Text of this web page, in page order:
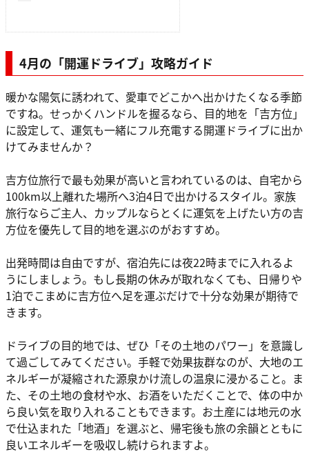
4月の「開運ドライブ」攻略ガイド
暖かな陽気に誘われて、愛車でどこかへ出かけたくなる季節
ですね。せっかくハンドルを握るなら、目的地を「吉方位」
に設定して、運気も一緒にフル充電する開運ドライブに出か
けてみませんか？
吉方位旅行で最も効果が高いと言われているのは、自宅から
100km以上離れた場所へ3泊4日で出かけるスタイル。家族
旅行ならご主人、カップルならとくに運気を上げたい方の吉
方位を優先して目的地を選ぶのがおすすめ。
出発時間は自由ですが、宿泊先には夜22時までに入れるよ
うにしましょう。もし長期の休みが取れなくても、日帰りや
1泊でこまめに吉方位へ足を運ぶだけで十分な効果が期待で
きます。
ドライブの目的地では、ぜひ「その土地のパワー」を意識し
て過ごしてみてください。手軽で効果抜群なのが、大地のエ
ネルギーが凝縮された源泉かけ流しの温泉に浸かること。ま
た、その土地の食材や水、お酒をいただくことで、体の中か
ら良い気を取り入れることもできます。お土産には地元の水
で仕込まれた「地酒」を選ぶと、帰宅後も旅の余韻とともに
良いエネルギーを吸収し続けられますよ。